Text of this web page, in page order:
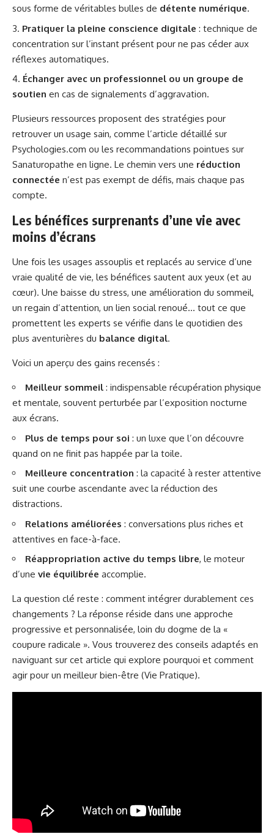
sous forme de véritables bulles de détente numérique.
Pratiquer la pleine conscience digitale : technique de
concentration sur l’instant présent pour ne pas céder aux
réflexes automatiques.
Échanger avec un professionnel ou un groupe de
soutien en cas de signalements d’aggravation.
Plusieurs ressources proposent des stratégies pour
retrouver un usage sain, comme l’article détaillé sur
Psychologies.com ou les recommandations pointues sur
Sanaturopathe en ligne. Le chemin vers une réduction
connectée n’est pas exempt de défis, mais chaque pas
compte.
Les bénéfices surprenants d’une vie avec
moins d’écrans
Une fois les usages assouplis et replacés au service d’une
vraie qualité de vie, les bénéfices sautent aux yeux (et au
cœur). Une baisse du stress, une amélioration du sommeil,
un regain d’attention, un lien social renoué… tout ce que
promettent les experts se vérifie dans le quotidien des
plus aventurières du balance digital.
Voici un aperçu des gains recensés :
Meilleur sommeil : indispensable récupération physique
et mentale, souvent perturbée par l’exposition nocturne
aux écrans.
Plus de temps pour soi : un luxe que l’on découvre
quand on ne finit pas happée par la toile.
Meilleure concentration : la capacité à rester attentive
suit une courbe ascendante avec la réduction des
distractions.
Relations améliorées : conversations plus riches et
attentives en face-à-face.
Réappropriation active du temps libre, le moteur
d’une vie équilibrée accomplie.
La question clé reste : comment intégrer durablement ces
changements ? La réponse réside dans une approche
progressive et personnalisée, loin du dogme de la «
coupure radicale ». Vous trouverez des conseils adaptés en
naviguant sur cet article qui explore pourquoi et comment
agir pour un meilleur bien-être (Vie Pratique).